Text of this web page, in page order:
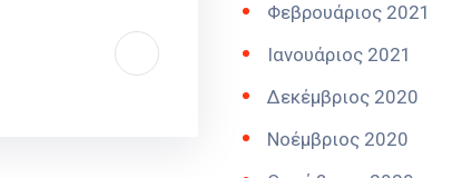
Φεβρουάριος 2021
Ιανουάριος 2021
Δεκέμβριος 2020
Νοέμβριος 2020